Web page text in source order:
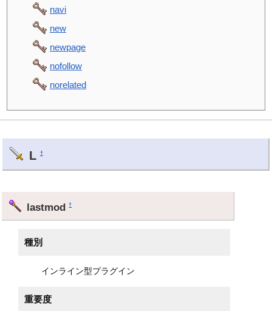
navi
new
newpage
nofollow
norelated
L †
lastmod†
種別
インライン型プラグイン
重要度